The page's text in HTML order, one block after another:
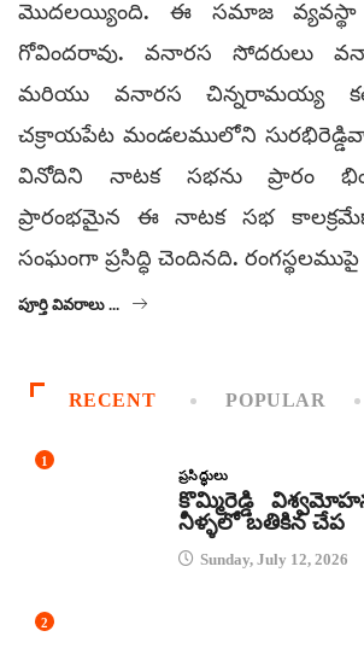
మొదలయ్యింది. ఈ సమాజ వ్యవస్థా
గోవిందరావు. వనారస సోదరులు
మరియు వనారస చిన్నరామయ్య
చక్రాయపేట మండలములోని
వినోదిని నాటక సభను ప్రారం
ప్రారంభమైన ఈ నాటక సభ
సంఘంగా ప్రసిద్ధి చెందినది. రంగస్థలముపై
పూర్తి వివరాలు ...
RECENT POPULAR
1
ప్రసిద్ధులు
కొమ్మిరెడ్డి
నీళ్ళలో బతికిన చేప
Sunday, July 12, 2026
2